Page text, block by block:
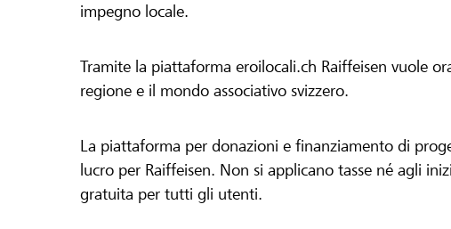
impegno locale.
Tramite la piattaforma eroilocali.ch Raiffeisen vuole
regione e il mondo associativo svizzero.
La piattaforma per donazioni e finanziamento di
lucro per Raiffeisen. Non si applicano tasse né agli
gratuita per tutti gli utenti.